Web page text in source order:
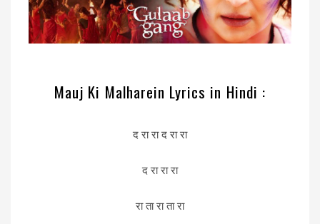
Mauj Ki Malharein Lyrics in Hindi :
द रा रा द रा रा
द रा रा रा
रा ता रा ता रा